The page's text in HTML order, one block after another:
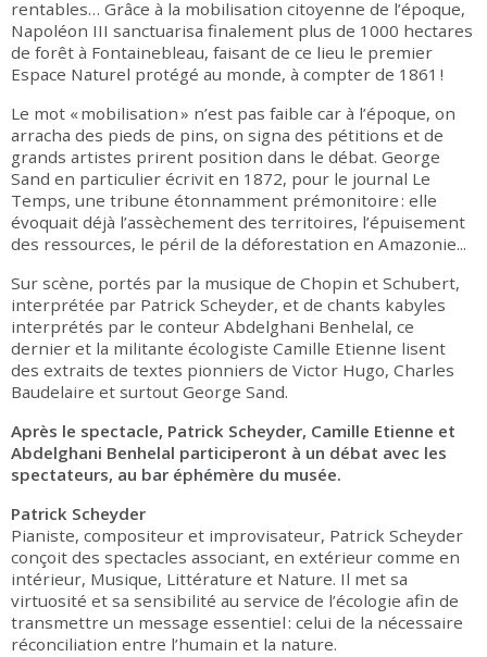
rentables… Grâce à la mobilisation citoyenne de l’époque,
Napoléon III sanctuarisa finalement plus de 1000 hectares
de forêt à Fontainebleau, faisant de ce lieu le premier
Espace Naturel protégé au monde, à compter de 1861 !
Le mot « mobilisation » n’est pas faible car à l’époque, on
arracha des pieds de pins, on signa des pétitions et de
grands artistes prirent position dans le débat. George
Sand en particulier écrivit en 1872, pour le journal Le
Temps, une tribune étonnamment prémonitoire : elle
évoquait déjà l’assèchement des territoires, l’épuisement
des ressources, le péril de la déforestation en Amazonie...
Sur scène, portés par la musique de Chopin et Schubert,
interprétée par Patrick Scheyder, et de chants kabyles
interprétés par le conteur Abdelghani Benhelal, ce
dernier et la militante écologiste Camille Etienne lisent
des extraits de textes pionniers de Victor Hugo, Charles
Baudelaire et surtout George Sand.
Après le spectacle, Patrick Scheyder, Camille Etienne et
Abdelghani Benhelal participeront à un débat avec les
spectateurs, au bar éphémère du musée.
Patrick Scheyder
Pianiste, compositeur et improvisateur, Patrick Scheyder
conçoit des spectacles associant, en extérieur comme en
intérieur, Musique, Littérature et Nature. Il met sa
virtuosité et sa sensibilité au service de l’écologie afin de
transmettre un message essentiel : celui de la nécessaire
réconciliation entre l’humain et la nature.